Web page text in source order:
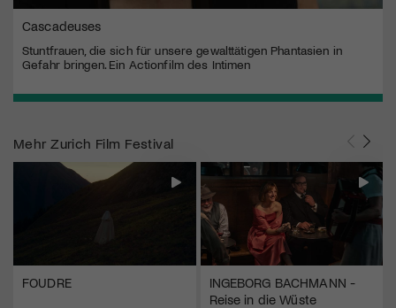
Cascadeuses
Stuntfrauen, die sich für unsere gewalttätigen Phantasien in
Gefahr bringen. Ein Actionfilm des Intimen
Mehr Zurich Film Festival
FOUDRE
INGEBORG BACHMANN -
Reise in die Wüste